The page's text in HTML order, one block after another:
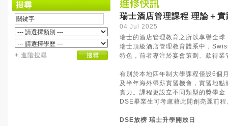
+ 進階搜尋
瑞士酒店管理課程 理論＋
04 Jul 2025
瑞士的酒店管理教育之所以享譽全
瑞士頂級酒店管理教育體系中，
特色，前者專注於宴會策劃、款待
有別於本地四年制大學課程僅設6個
及半年海外帶薪實習機會，實習地
實力。課程更設立不同類型的獎學
DSE畢業生可考慮藉此開創亮麗前程
DSE放榜 瑞士升學開放日